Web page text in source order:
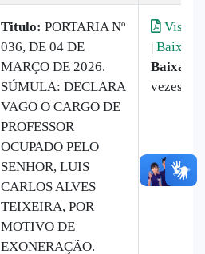
Titulo: PORTARIA Nº
036, DE 04 DE
MARÇO DE 2026.
SÚMULA: DECLARA
VAGO O CARGO DE
PROFESSOR
OCUPADO PELO
SENHOR, LUIS
CARLOS ALVES
TEIXEIRA, POR
MOTIVO DE
EXONERAÇÃO.
| Baixar
Baixado:
vezes